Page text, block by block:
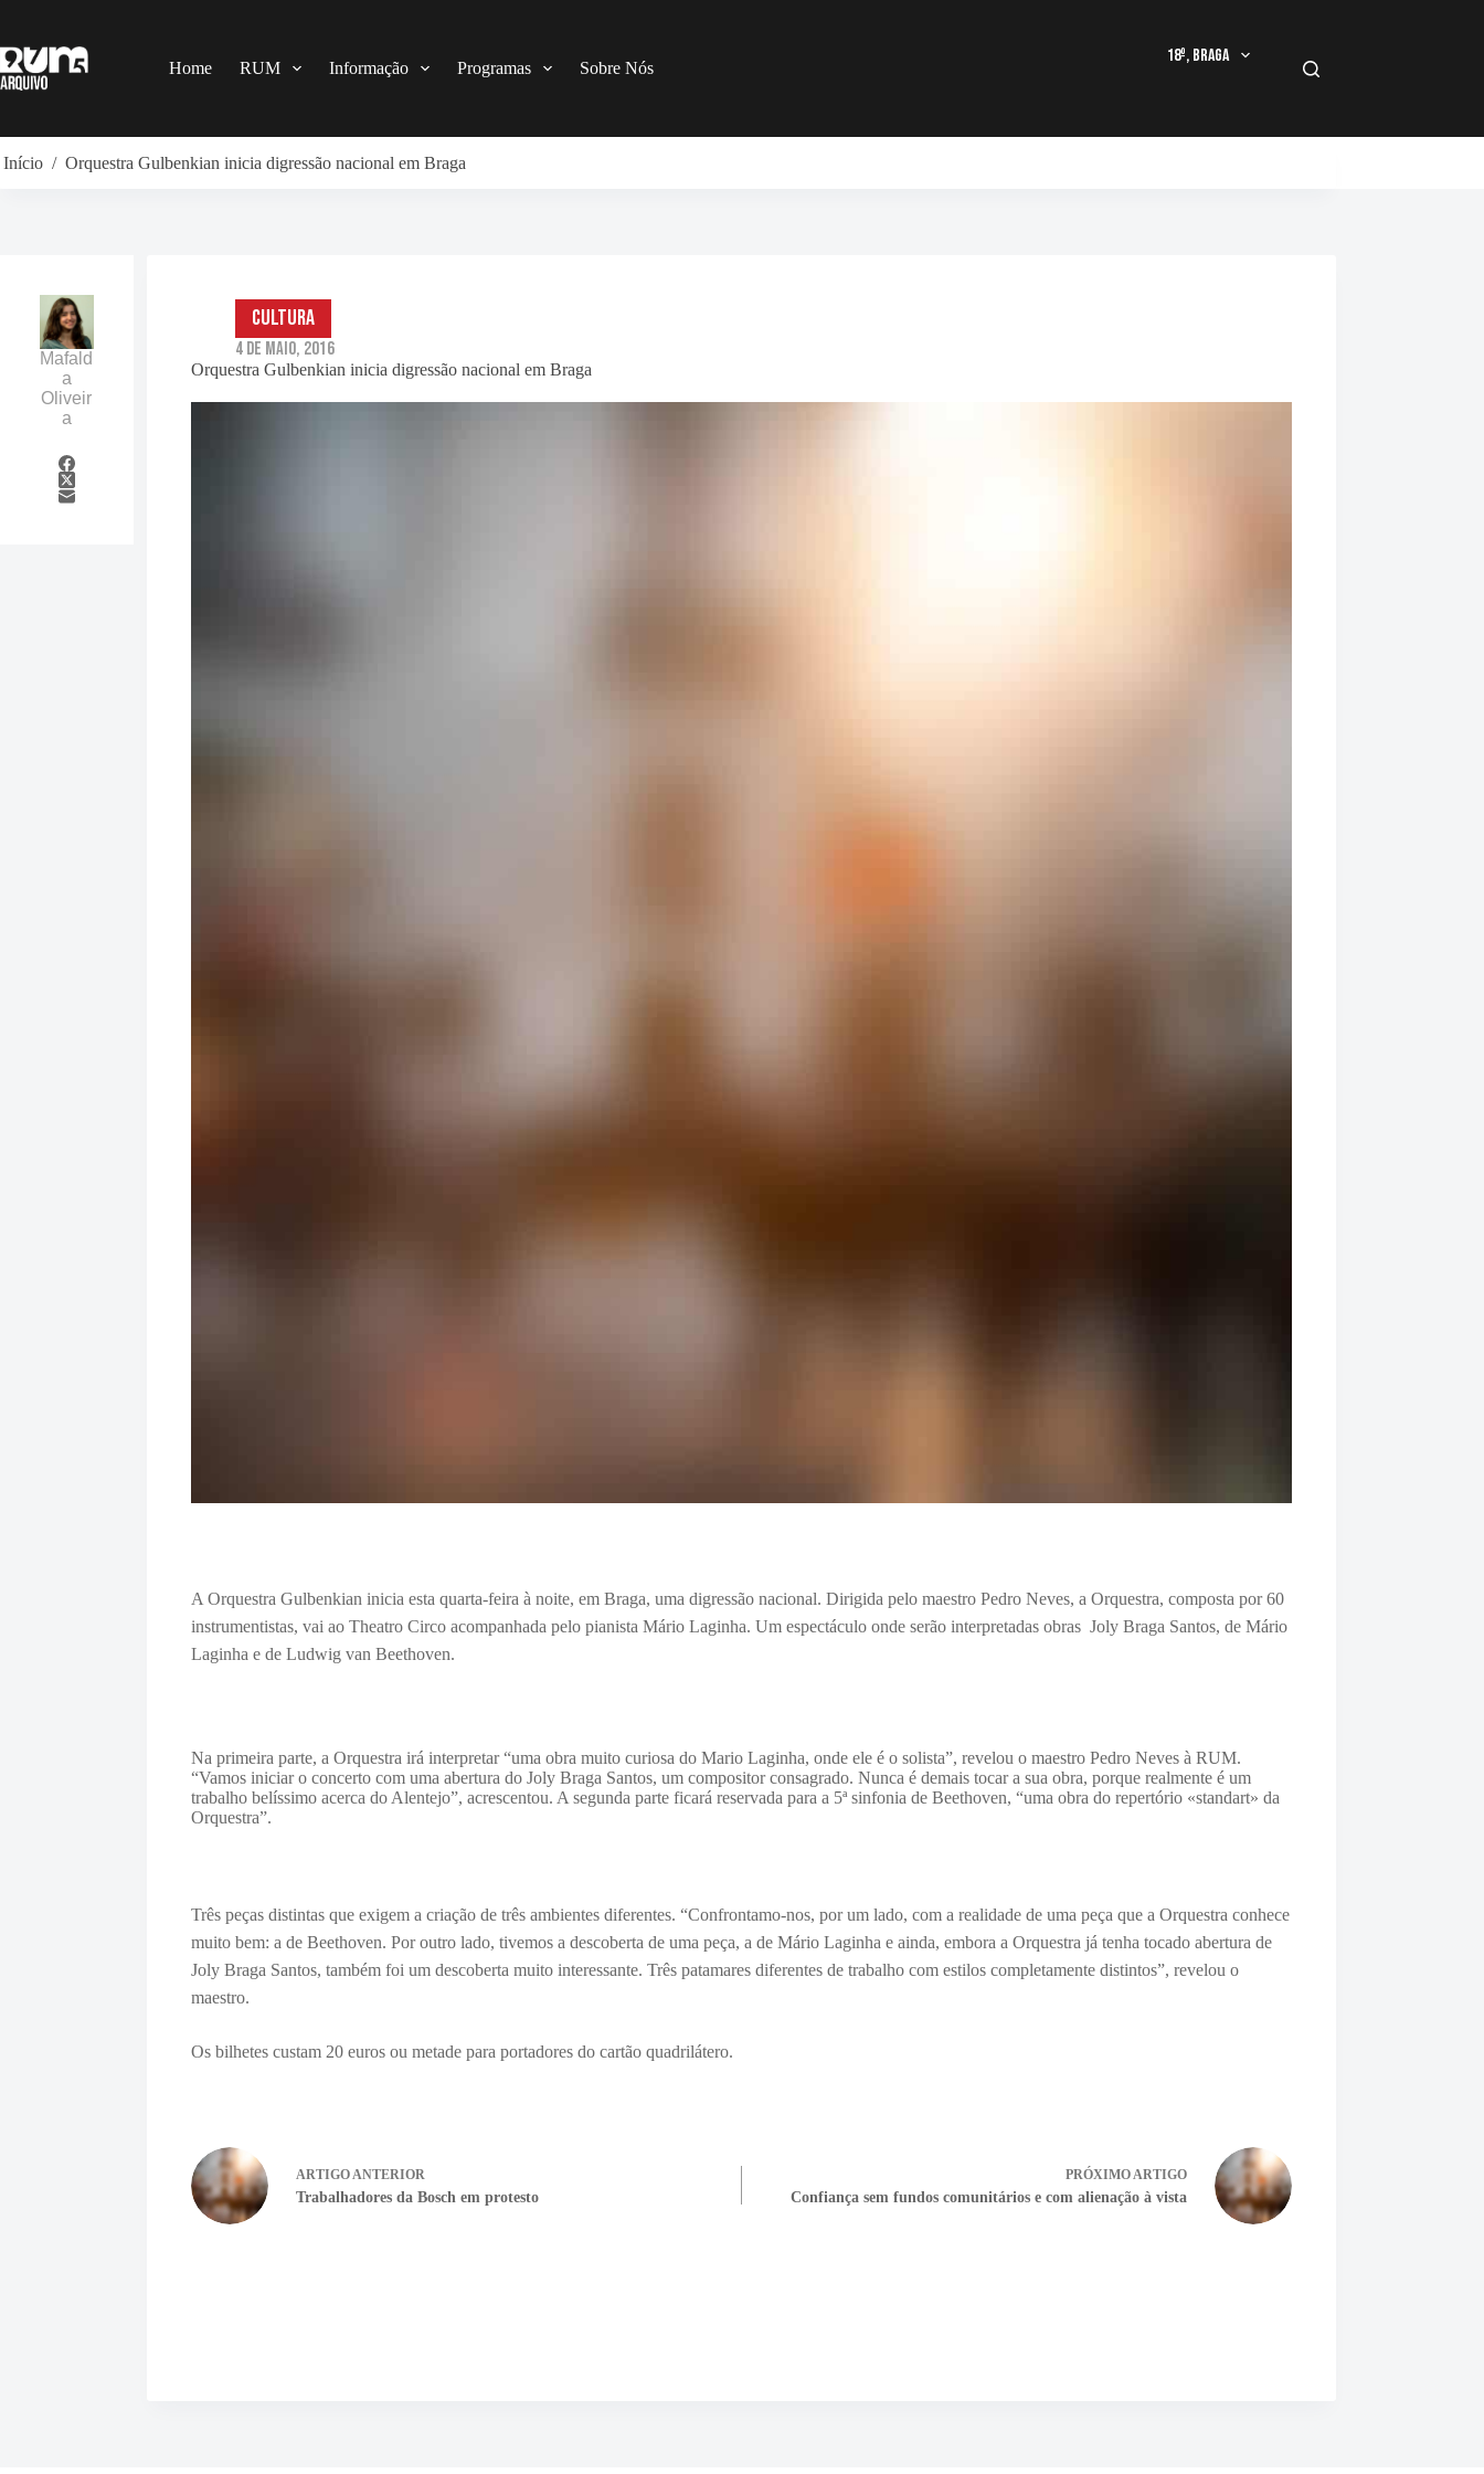
o
conteúdo
Home RUM Informação Programas Sobre Nós
18º, Braga
Início / Orquestra Gulbenkian inicia digressão nacional em Braga
Orquestra Gulbenkian inicia digressão nacional em Braga
Cultura
4 de Maio, 2016
A Orquestra Gulbenkian inicia esta quarta-feira à noite, em Braga, uma digressão nacional.Dirigida pelo maestro Pedro Neves, a Orquestra, composta por 60
instrumentistas, vai ao Theatro Circo acompanhada pelo pianista Mário Laginha. Um espectáculo onde serão interpretadas obras Joly Braga Santos, de Mário
Laginha e deLudwig van Beethoven.
Na primeira parte, a Orquestra irá interpretar “uma obra muito curiosa do Mario Laginha, onde ele é o solista”, revelou o maestro Pedro Neves à RUM.
“Vamos iniciar o concerto com uma abertura do Joly Braga Santos, um compositor consagrado. Nunca é demais tocar a sua obra, porque realmente é um
trabalho belíssimo acerca do Alentejo”, acrescentou. A segunda parte ficará reservada para a 5ª sinfonia de Beethoven, “uma obra do repertório «standart» da
Orquestra”.
Três peças distintas que exigem a criação de três ambientes diferentes. “Confrontamo-nos, por um lado, com a realidade de uma peça que a Orquestra conhece
muito bem: a de Beethoven.Por outro lado, tivemos a descoberta de uma peça, a de Mário Laginha e ainda, embora a Orquestra já tenha tocado abertura de
Joly Braga Santos, também foi um descoberta muito interessante. Três patamares diferentes de trabalho com estilos completamente distintos”, revelou o
maestro.
Os bilhetes custam 20 euros ou metade para portadores do cartão quadrilátero.
ARTIGOANTERIOR
Trabalhadores da Bosch em protesto
PRÓXIMOARTIGO
Confiança sem fundos comunitários e com alienação à vista
Mafald
a
Oliveir
a